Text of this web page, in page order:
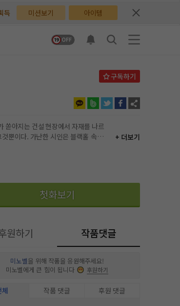
득
득
득
득
득
득
미션보기 아이템
+ 더보기
첫화보기
원하기 작품댓글
미노벨을 위해 작품을 응원해주세요!
미노벨에게 큰 힘이 됩니다
후원하기
체 작품 댓글 후원 댓글